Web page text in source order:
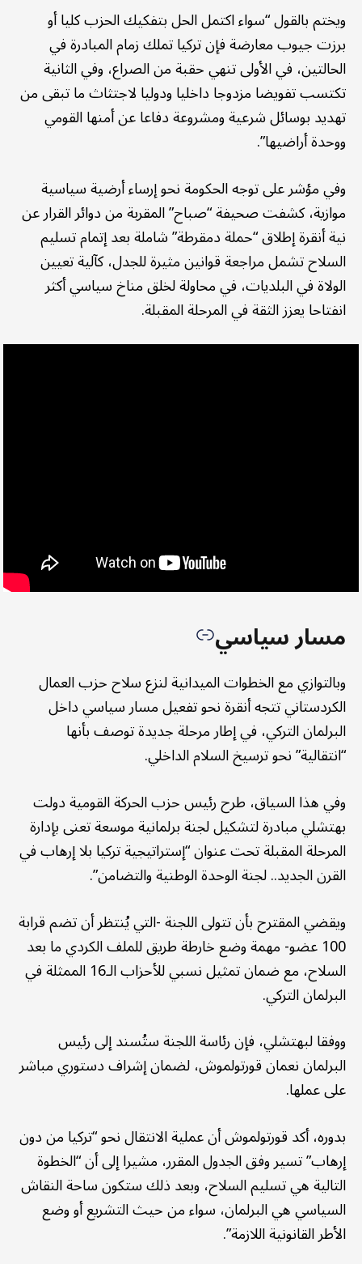
ويختم بالقول “سواء اكتمل الحل بتفكيك الحزب كليا أو
برزت جيوب معارضة فإن تركيا تملك زمام المبادرة في
الحالتين، في الأولى تنهي حقبة من الصراع، وفي الثانية
تكتسب تفويضا مزدوجا داخليا ودوليا لاجتثاث ما تبقى من
تهديد بوسائل شرعية ومشروعة دفاعا عن أمنها القومي
ووحدة أراضيها”.
وفي مؤشر على توجه الحكومة نحو إرساء أرضية سياسية
موازية، كشفت صحيفة “صباح” المقربة من دوائر القرار عن
نية أنقرة إطلاق “حملة دمقرطة” شاملة بعد إتمام تسليم
السلاح تشمل مراجعة قوانين مثيرة للجدل، كآلية تعيين
الولاة في البلديات، في محاولة لخلق مناخ سياسي أكثر
انفتاحا يعزز الثقة في المرحلة المقبلة.
مسار سياسي
وبالتوازي مع الخطوات الميدانية لنزع سلاح حزب العمال
الكردستاني تتجه أنقرة نحو تفعيل مسار سياسي داخل
البرلمان التركي، في إطار مرحلة جديدة توصف بأنها
“انتقالية” نحو ترسيخ السلام الداخلي.
وفي هذا السياق، طرح رئيس حزب الحركة القومية دولت
بهتشلي مبادرة لتشكيل لجنة برلمانية موسعة تعنى بإدارة
المرحلة المقبلة تحت عنوان “إستراتيجية تركيا بلا إرهاب في
القرن الجديد.. لجنة الوحدة الوطنية والتضامن”.
ويقضي المقترح بأن تتولى اللجنة -التي يُنتظر أن تضم قرابة
100 عضو- مهمة وضع خارطة طريق للملف الكردي ما بعد
السلاح، مع ضمان تمثيل نسبي للأحزاب الـ16 الممثلة في
البرلمان التركي.
ووفقا لبهتشلي، فإن رئاسة اللجنة ستُسند إلى رئيس
البرلمان نعمان قورتولموش، لضمان إشراف دستوري مباشر
على عملها.
بدوره، أكد قورتولموش أن عملية الانتقال نحو “تركيا من دون
إرهاب” تسير وفق الجدول المقرر، مشيرا إلى أن “الخطوة
التالية هي تسليم السلاح، وبعد ذلك ستكون ساحة النقاش
السياسي هي البرلمان، سواء من حيث التشريع أو وضع
الأطر القانونية اللازمة”.